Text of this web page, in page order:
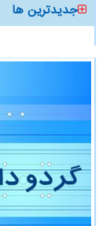
جدیدترین ها